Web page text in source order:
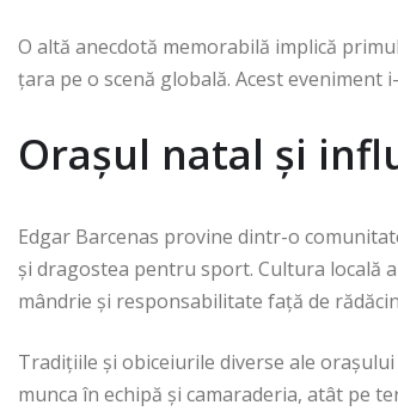
O altă anecdotă memorabilă implică
țara pe o scenă globală. Acest eveniment
Orașul natal și
Edgar Barcenas provine dintr-o
și dragostea pentru sport. Cultura locală
mândrie și responsabilitate față de
Tradițiile și obiceiurile diverse ale
munca în echipă și camaraderia, atât pe